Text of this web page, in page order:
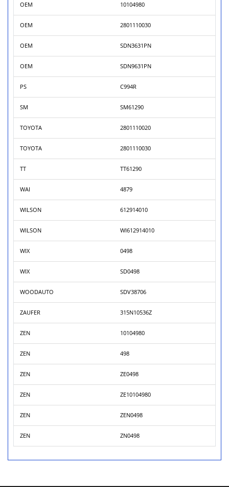
OEM 10104980
OEM 2801110030
OEM SDN3631PN
OEM SDN9631PN
PS C994R
SM SM61290
TOYOTA 2801110020
TOYOTA 2801110030
TT TT61290
WAI 4879
WILSON 612914010
WILSON WI612914010
WIX 0498
WIX SD0498
WOODAUTO SDV38706
ZAUFER 315N10536Z
ZEN 10104980
ZEN 498
ZEN ZE0498
ZEN ZE10104980
ZEN ZEN0498
ZEN ZN0498